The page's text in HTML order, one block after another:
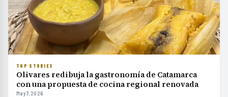
TOP STORIES
Olivares redibuja la gastronomía de Catamarca
con una propuesta de cocina regional renovada
May 7, 2026